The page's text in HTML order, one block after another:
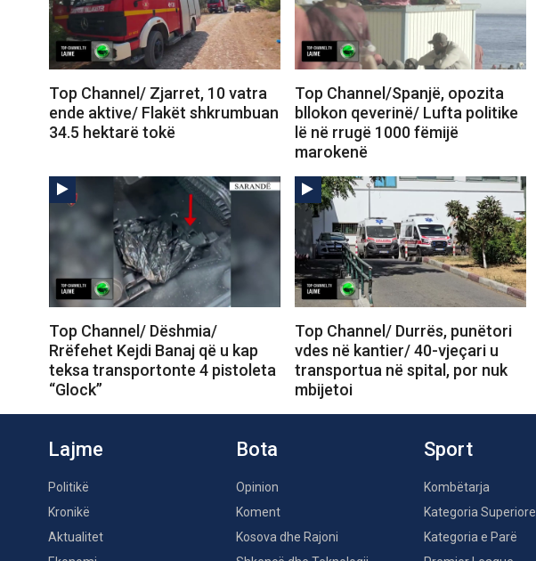
Top Channel/ Zjarret, 10 vatra
ende aktive/ Flakët shkrumbuan
34.5 hektarë tokë
Top Channel/Spanjë, opozita
bllokon qeverinë/ Lufta politike
lë në rrugë 1000 fëmijë
marokenë
Top Channel/ Dëshmia/
Rrëfehet Kejdi Banaj që u kap
teksa transportonte 4 pistoleta
“Glock”
Top Channel/ Durrës, punëtori
vdes në kantier/ 40-vjeçari u
transportua në spital, por nuk
mbijetoi
Lajme
Politikë
Kronikë
Aktualitet
Bota
Opinion
Koment
Kosova dhe Rajoni
Sport
Kombëtarja
Kategoria Superiore
Kategoria e Parë